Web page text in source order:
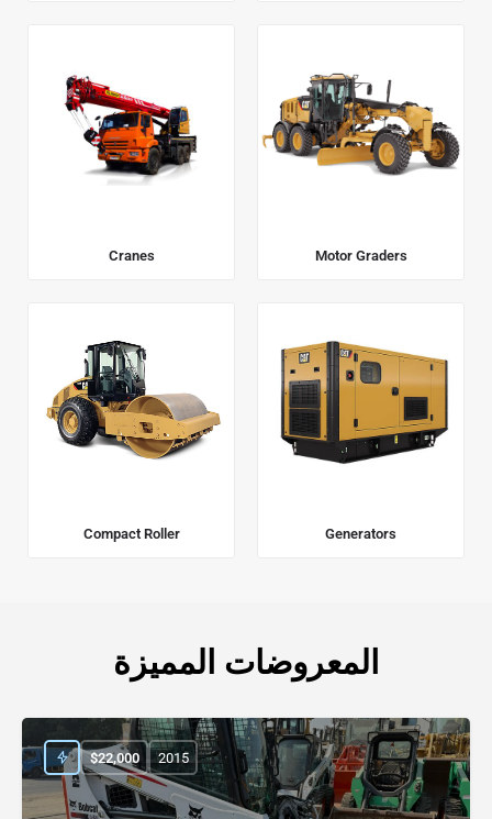
Cranes Motor Graders
Compact Roller Generators
المعروضات المميزة
$22,000 2015